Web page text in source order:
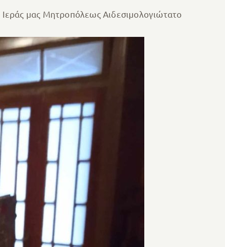
μας Μητροπόλεως Αιδεσιμολογιώτατο